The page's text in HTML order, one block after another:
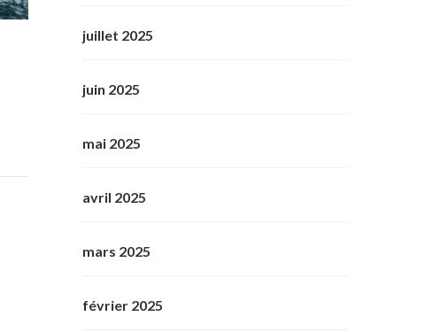
juillet 2025
juin 2025
mai 2025
avril 2025
mars 2025
février 2025